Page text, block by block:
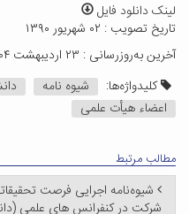
لینک دانلود فایل
تاریخ تصویب : ۰۲ شهریور ۱۳۹۰
آخرین به‌روزرسانی : ۲۳ اردیبهشت ۱۴۰۴
کلیدواژه‌ها:
شیوه نامه
اعضاء هیأت علمی
مطالب مرتبط
شیوه‌نامه اجرایی فرصت
شرکت در کنفرانس های علمی